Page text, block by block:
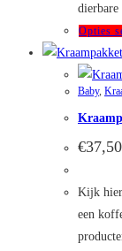
dierbare
Opties
Baby,
€37,50
Kijk hier
een